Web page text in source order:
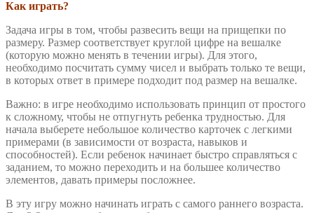
Как играть?
Задача игры в том, чтобы развесить вещи на прищепки по
размеру. Размер соответствует круглой цифре на вешалке
(которую можно менять в течении игры). Для этого,
необходимо посчитать сумму чисел и выбрать только те вещи,
в которых ответ в примере подходит под размер на вешалке.
Важно: в игре необходимо использовать принцип от простого
к сложному, чтобы не отпугнуть ребенка трудностью. Для
начала выберете небольшое количество карточек с легкими
примерами (в зависимости от возраста, навыков и
способностей). Если ребенок начинает быстро справляться с
заданием, то можно переходить и на большее количество
элементов, давать примеры посложнее.
В эту игру можно начинать играть с самого раннего возраста.